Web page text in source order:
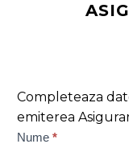
Completeaza
emiterea
Form
Nume *